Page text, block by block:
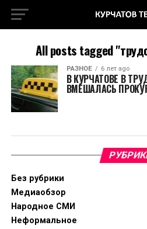
All posts tagged
РАЗНОЕ 6 лет ago
В КУРЧАТОВЕ В
ВМЕШАЛАСЬ
Без рубрики
Медиаобзор
Народное СМИ
Неформальное